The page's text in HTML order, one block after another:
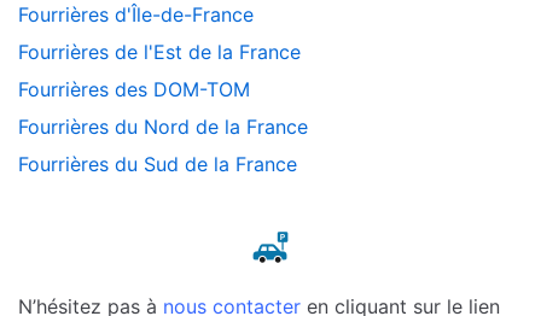
Fourrières d'Île-de-France
Fourrières de l'Est de la France
Fourrières des DOM-TOM
Fourrières du Nord de la France
Fourrières du Sud de la France
N’hésitez pas à nous contacter en cliquant sur le lien